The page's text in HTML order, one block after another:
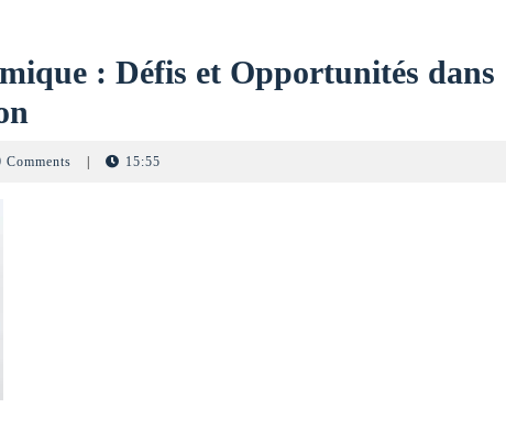
: Défis et Opportunités dans
Révolution
Comments 15:55